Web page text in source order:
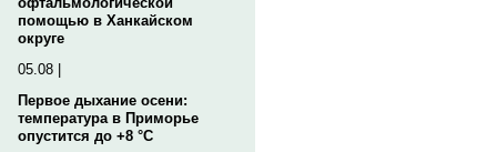
помощью в Ханкайском
округе
05.08 |
Первое дыхание осени:
температура в Приморье
опустится до +8 °C